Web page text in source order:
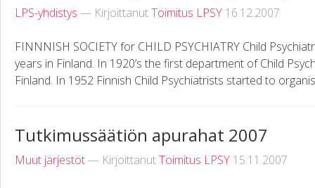
LPS-yhdistys — KirjoittanutToimitus LPSY 16.12.2007
FINNNISH SOCIETY for CHILD PSYCHIATRY Child
years in Finland. In 1920’s the first department of Child
Finland. In 1952 Finnish Child Psychiatrists started to
Tutkimussäätiön apurahat 2007
Muut järjestöt— KirjoittanutToimitus LPSY 15.11.2007